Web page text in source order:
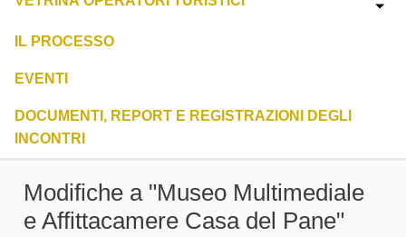
IL PROCESSO
EVENTI
DOCUMENTI, REPORT E REGISTRAZIONI DEGLI
INCONTRI
Modifiche a "Museo Multimediale
e Affittacamere Casa del Pane"